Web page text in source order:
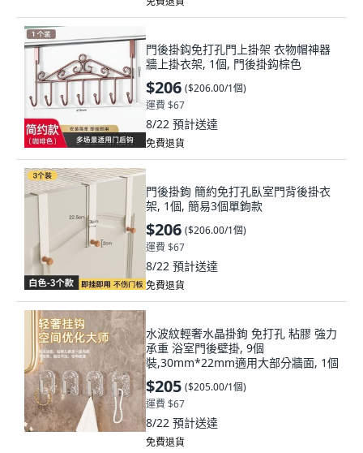
門後掛鈎免打孔門上掛架 衣物帽神器
牆上掛衣架, 1個, 門後掛鈎棕色
$206 ($206.00/1個)
運費 $67
8/22 預計送達
免費退貨
門後掛鉤 簡約免打孔臥室門背後掛衣
架, 1個, 簡易3個單鉤款
$206 ($206.00/1個)
運費 $67
8/22 預計送達
免費退貨
水波紋輕奢水晶掛鉤 免打孔 粘膠 強力
承重 浴室門後壁掛, 9個
裝,30mm*22mm適用大部分牆面, 1個
$205 ($205.00/1個)
運費 $67
8/22 預計送達
免費退貨